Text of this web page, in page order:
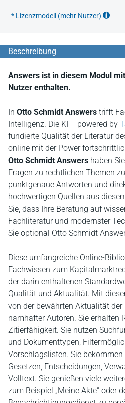
* Lizenzmodell (mehr Nutzer)
Beschreibung
Answers ist in diesem Modul
Nutzer enthalten.
In Otto Schmidt Answers trifft
Intelligenz. Die KI – powered by
fundierte Qualität der Literatur
online mit der Power
Otto Schmidt Answers haben
Fragen zu rechtlichen Themen
punktgenaue Antworten und
hochwertigen Quellen aus
Sie, dass Ihre Beratung auf
Fachliteratur und modernster
Sie optional Otto Schmidt
Diese umfangreiche Online-
Fachwissen zum
der darin enthaltenen
Qualität und Aktualität. Mit
von der bewährten Aktualität
namhafter Autoren. Sie erhalten
Zitierfähigkeit. Sie nutzen
und Dokumenttypen,
Vorschlagslisten. Sie
Gesetzen, Entscheidungen,
Volltext. Sie genießen viele
zum Beispiel „Meine Akte“ oder